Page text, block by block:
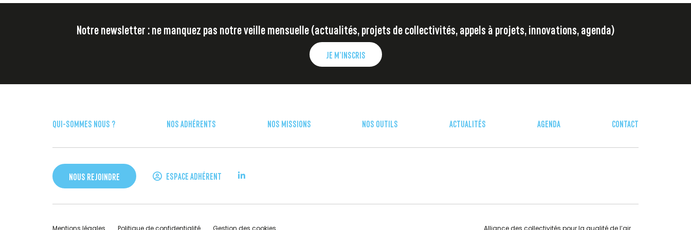
Le chercheur explique que l’impact sanitaire n’est pas similaire aux sources
traditionnelles de particules fines. En effet, les particules fines issues des feux de
végétation provoquent un risque 10 fois plus important d’hospitalisation que celles
Notre newsletter : ne manquez pas notre veille mensuelle (actualités, projets de collectivités, appels à projets, innovations, agenda)
JE M’INSCRIS
QUI-SOMMES NOUS ? NOS ADHÉRENTS NOS MISSIONS NOS OUTILS ACTUALITÉS AGENDA CONTACT
NOUS REJOINDRE ESPACE ADHÉRENT
Mentions légales Politique de confidentialité Gestion des cookies Alliance des collectivités pour la qualité de l’air.